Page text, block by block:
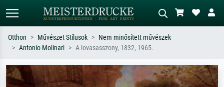
Keressen művész, műcím vagy stílus
szerint – pl. Monet, Csillagos éj,
Írja le a jelenetet – pl. zöld rét, sok
piros absztrakt, sötét olajkép, álló akt
Otthon Művészet Stílusok
Nem minősített művészek
Antonio Molinari
A lovasasszony, 1832, 1965.